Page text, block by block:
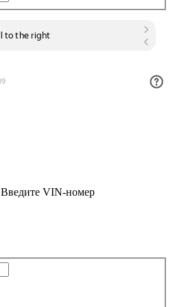
Введите VIN-номер